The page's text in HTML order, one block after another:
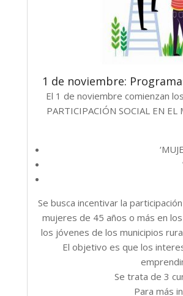
1 de noviembre:
El 1 de noviembre comienzan
PARTICIPACIÓN SOCIAL EN EL
Se busca incentivar la
mujeres de 45 años o más en
los jóvenes de los municipios
El objetivo es que los
Se trata de 3
Para más